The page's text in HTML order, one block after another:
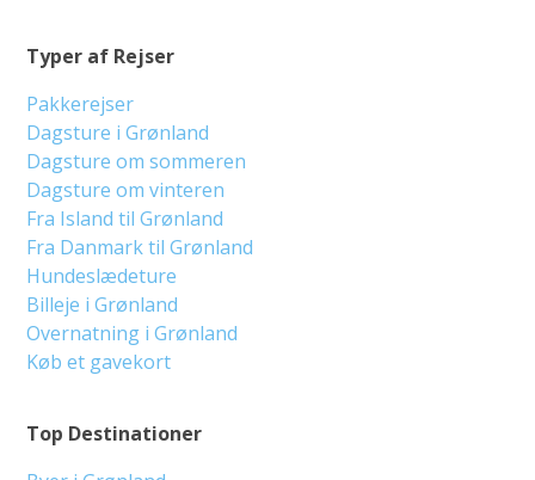
Top Destinationer
Typer af Rejser
Pakkerejser
Dagsture i Grønland
Dagsture om sommeren
Dagsture om vinteren
Fra Island til Grønland
Fra Danmark til Grønland
Hundeslædeture
Billeje i Grønland
Overnatning i Grønland
Køb et gavekort